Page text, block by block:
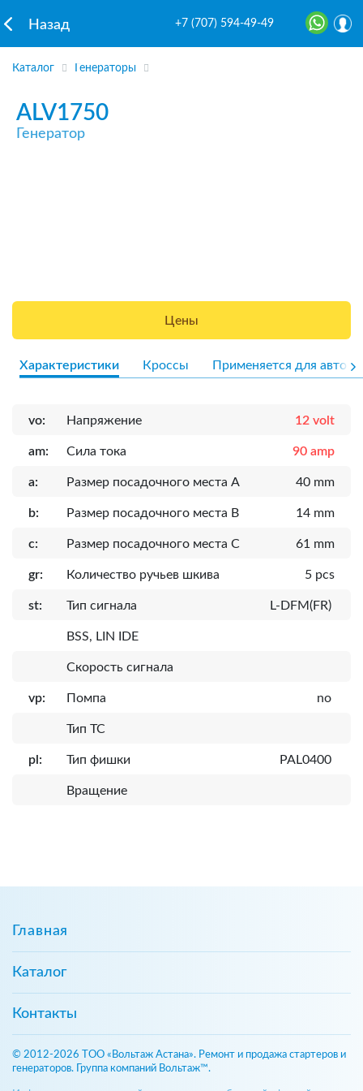
Назад +7 (707) 594-49-49
Каталог Генераторы
ALV1750
Генератор
Цены
Характеристики Кроссы Применяется для авто
vo: Напряжение 12 volt
am: Сила тока 90 amp
a: Размер посадочного места A 40 mm
b: Размер посадочного места B 14 mm
c: Размер посадочного места C 61 mm
gr: Количество ручьев шкива 5 pcs
st: Тип сигнала L-DFM(FR)
BSS, LIN IDE
Скорость сигнала
vp: Помпа no
Тип ТС
pl: Тип фишки PAL0400
Вращение
Главная
Каталог
Контакты
© 2012-2026 ТОО «Вольтаж Астана». Ремонт и продажа стартеров и
генераторов. Группа компаний Вольтаж™.